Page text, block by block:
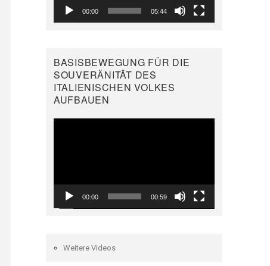
00:00 05:44
BASISBEWEGUNG FÜR DIE
SOUVERÄNITÄT DES
ITALIENISCHEN VOLKES
AUFBAUEN
00:00 00:59
Weitere Videos